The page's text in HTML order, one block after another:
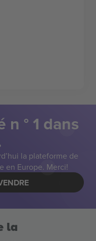
n ° 1 dans
la plateforme de
en Europe. Merci!
la